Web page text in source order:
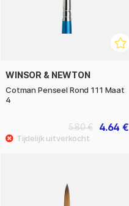
WINSOR & NEWTON
Cotman Penseel Rond 111 Maat
4
4.64 €
5.80 €